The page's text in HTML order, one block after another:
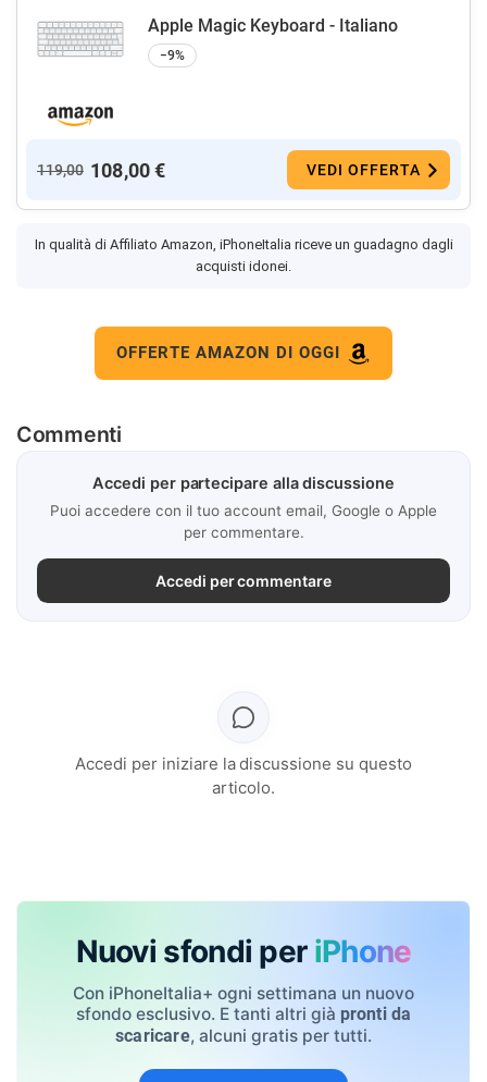
Apple Magic Keyboard - Italiano ​​​​​​​
−9%
119,00 108,00 € VEDI OFFERTA
In qualità di Affiliato Amazon, iPhoneItalia riceve un guadagno dagli
acquisti idonei.
OFFERTE AMAZON DI OGGI
Commenti
Accedi per partecipare alla discussione
Puoi accedere con il tuo account email, Google o Apple
per commentare.
Accedi per commentare
Accedi per iniziare la discussione su questo
articolo.
Nuovi sfondi per iPhone
Con iPhoneItalia+ ogni settimana un nuovo
sfondo esclusivo. E tanti altri già pronti da
scaricare, alcuni gratis per tutti.